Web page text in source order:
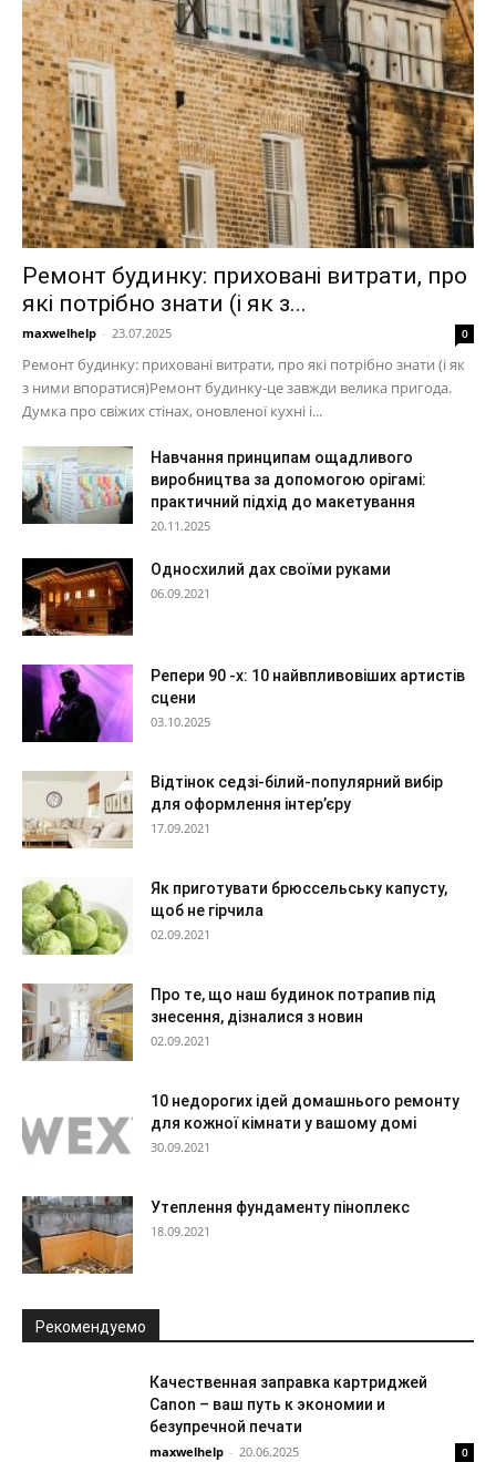
Ремонт будинку: приховані витрати, про
які потрібно знати (і як з...
maxwelhelp - 23.07.2025 0
Ремонт будинку: приховані витрати, про які потрібно знати (і як
з ними впоратися)Ремонт будинку-це завжди велика пригода.
Думка про свіжих стінах, оновленої кухні і...
Навчання принципам ощадливого
виробництва за допомогою орігамі:
практичний підхід до макетування
20.11.2025
Односхилий дах своїми руками
06.09.2021
Репери 90 -х: 10 найвпливовіших артистів
сцени
03.10.2025
Відтінок седзі-білий-популярний вибір
для оформлення інтер’єру
17.09.2021
Як приготувати брюссельську капусту,
щоб не гірчила
02.09.2021
Про те, що наш будинок потрапив під
знесення, дізналися з новин
02.09.2021
10 недорогих ідей домашнього ремонту
для кожної кімнати у вашому домі
30.09.2021
Утеплення фундаменту піноплекс
18.09.2021
Рекомендуемо
Качественная заправка картриджей
Canon – ваш путь к экономии и
безупречной печати
maxwelhelp - 20.06.2025 0